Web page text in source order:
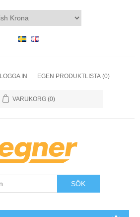
LOGGA IN EGEN PRODUKTLISTA (0)
VARUKORG (0)
SÖK